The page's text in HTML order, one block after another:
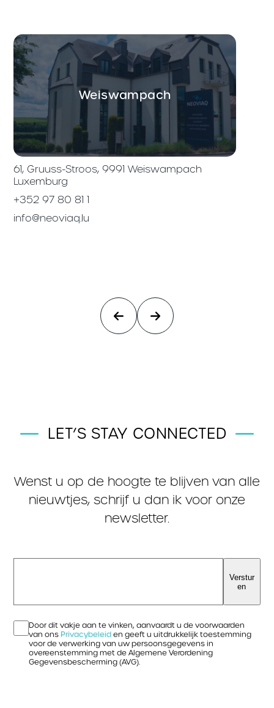
Weiswampach
61, Gruuss-Stroos, 9991 Weiswampach
Luxemburg
+352 97 80 81 1
info@neoviaq.lu
LET’S STAY CONNECTED
Wenst u op de hoogte te blijven van alle
nieuwtjes, schrijf u dan ik voor onze
newsletter.
Door dit vakje aan te vinken, aanvaardt u de voorwaarden
van ons Privacybeleid en geeft u uitdrukkelijk toestemming
voor de verwerking van uw persoonsgegevens in
overeenstemming met de Algemene Verordening
Gegevensbescherming (AVG).
Verstur
en